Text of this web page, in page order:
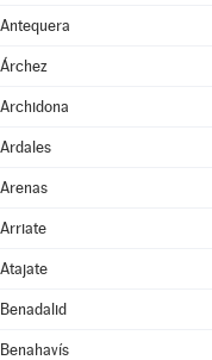
Antequera
Árchez
Archidona
Ardales
Arenas
Arriate
Atajate
Benadalid
Benahavís